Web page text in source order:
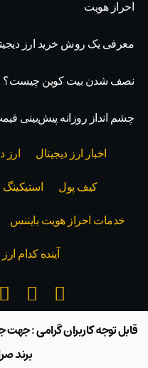
احراز هویت
معرفی یک روش خرید ارز
نصف شدن بیت کوین چیست؟
چشم انداز روزانه پیش‌بینی
اخبار ارز دیجیتال ارز
کیف پول استیکینگ
خدمات احراز هویت بایننس
آینده کدام
قابل توجه کاربران گرامی : جهت
برند